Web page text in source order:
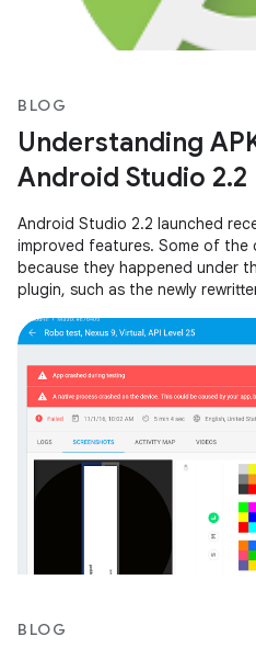
BLOG
Understanding
Android Studio 2.2
Android Studio 2.2 launched
improved features. Some of the
because they happened under
plugin, such as the newly
BLOG